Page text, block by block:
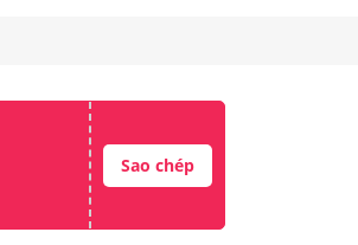
Sao chép